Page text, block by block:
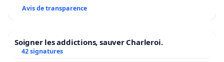
Avis de transparence
Soigner les addictions, sauver Charleroi.
42 signatures